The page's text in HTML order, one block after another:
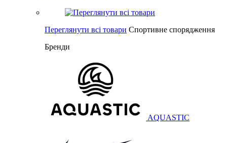
Переглянути всі товари Спортивне спорядження
Бренди
AQUASTIC